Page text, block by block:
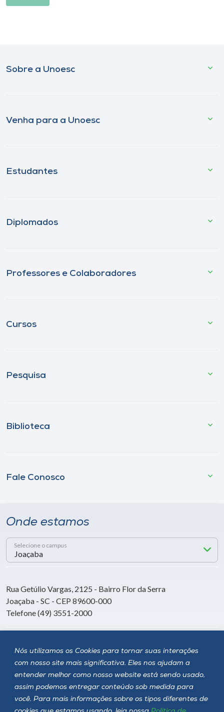
Nós utilizamos os Cookies para tornar suas interações
com nosso site mais significativa. Eles nos ajudam a
entender melhor como nosso website está sendo usado,
assim podemos entregar conteúdo sob medida para
você. Para mais informações sobre os tipos diferentes de
Sobre a Unoesc
Venha para a Unoesc
Estudantes
Diplomados
Professores e Colaboradores
Cursos
Pesquisa
Biblioteca
Fale Conosco
Onde estamos
Selecione o campus
Rua Getúlio Vargas, 2125 - Bairro Flor da Serra
Joaçaba - SC - CEP 89600-000
Telefone (49) 3551-2000
Siga a Unoesc